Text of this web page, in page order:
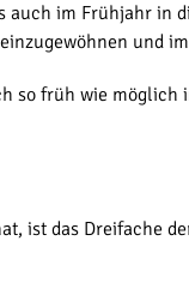
im Frühjahr in
und
so früh wie
ist das Dreifache